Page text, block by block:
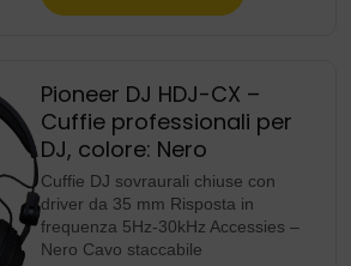
Pioneer DJ HDJ-CX –
Cuffie professionali per
DJ, colore: Nero
Cuffie DJ sovraurali chiuse con
driver da 35 mm Risposta in
frequenza 5Hz-30kHz Accessies –
Nero Cavo staccabile